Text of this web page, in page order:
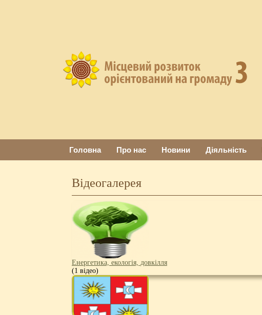
Головна Про нас Новини Діяльність
Відеогалерея
Енергетика, екологія, довкілля
(1 відео)